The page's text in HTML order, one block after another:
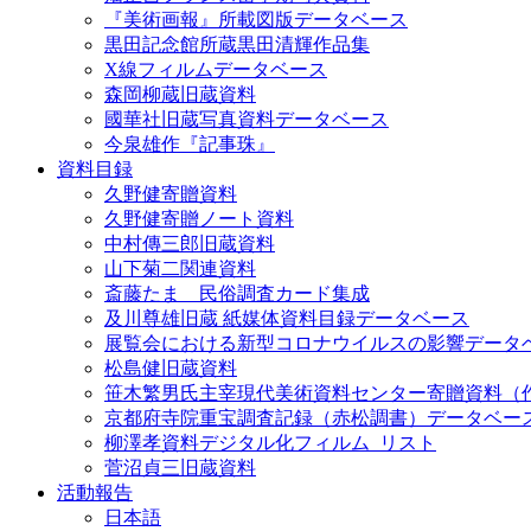
『美術画報』所載図版データベース
黒田記念館所蔵黒田清輝作品集
X線フィルムデータベース
森岡柳蔵旧蔵資料
國華社旧蔵写真資料データベース
今泉雄作『記事珠』
資料目録
久野健寄贈資料
久野健寄贈ノート資料
中村傳三郎旧蔵資料
山下菊二関連資料
斎藤たま 民俗調査カード集成
及川尊雄旧蔵 紙媒体資料目録データベース
展覧会における新型コロナウイルスの影響データ
松島健旧蔵資料
笹木繁男氏主宰現代美術資料センター寄贈資料（
京都府寺院重宝調査記録（赤松調書）データベー
柳澤孝資料デジタル化フィルム_リスト
菅沼貞三旧蔵資料
活動報告
日本語